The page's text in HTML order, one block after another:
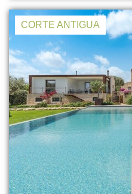
CORTE ANTIGUA